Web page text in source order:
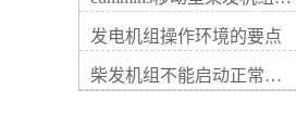
线路故障。电线束被线卡子飞
边磨破；线束安装位置不当，
柴油发电机的充电机电枢(B、
接线柱上导线碰柴油发电机排
的连接等状况，再用万用表电
压档检验充电机的输出端电
压。若柴油发电机未启动时电
压表指示为蓄电池端电压，柴
发电机组操作环境的要点
柴发机组不能启动正常损坏有什么